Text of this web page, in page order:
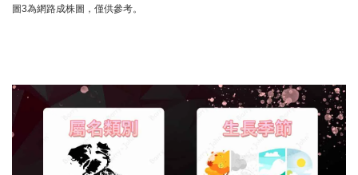
圖3為網路成株圖，僅供參考。